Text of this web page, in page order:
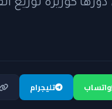
كوزيرة توزيع
واتساب تليجرام